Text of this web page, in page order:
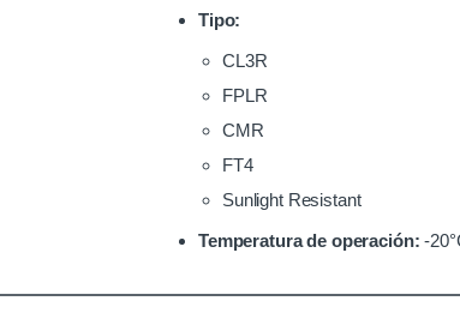
Tipo:
CL3R
FPLR
CMR
FT4
Sunlight Resistant
Temperatura de operación: -